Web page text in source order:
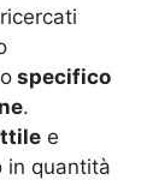
specifico
.
e
in quantità